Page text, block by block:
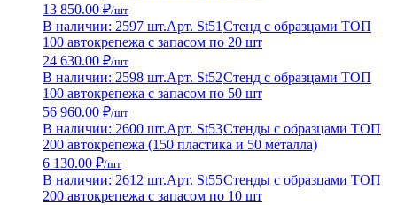
13 850.00 ₽/шт
В наличии: 2597 шт.Арт. St51 Стенд с образцами ТОП
100 автокрепежа с запасом по 20 шт
24 630.00 ₽/шт
В наличии: 2598 шт.Арт. St52Стенд с образцами ТОП
100 автокрепежа с запасом по 50 шт
56 960.00 ₽/шт
В наличии: 2600 шт.Арт. St53Стенды с образцами ТОП
200 автокрепежа (150 пластика и 50 металла)
6 130.00 ₽/шт
В наличии: 2612 шт.Арт. St55Стенды с образцами ТОП
200 автокрепежа с запасом по 10 шт